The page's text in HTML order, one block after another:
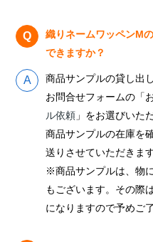
織りネームワッペンM
できますか？
商品サンプルの貸し出
お問合せフォームの「
ル依頼 」をお選びいた
商品サンプルの在庫を
送りさせていただきます
※商品サンプルは、物
もございます。その際
になりますので予めご